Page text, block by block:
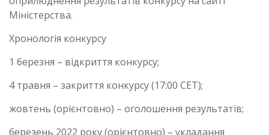
Міністерства.
Хронологія конкурсу
1 березня – відкриття конкурсу;
4 травня – закриття конкурсу (17:00 CET);
жовтень (орієнтовно) – оголошення результатів;
березень 2022 року (орієнтовно) – укладання